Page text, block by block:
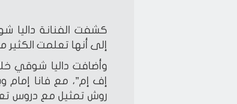
كشفت الفنانة داليا
إلى أنها تعلمت
وأضافت داليا شوقي
إف إم”، مع فانا
روش تمثيل مع دروس